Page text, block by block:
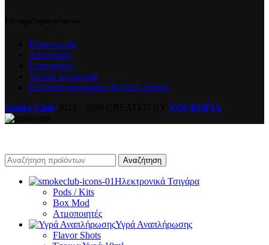
Επικοινωνία
Αποστολές
Επιστροφές
Τρόποι πληρωμής
Πολιτική απορρήτου & Όροι χρήσης
Smoke Club
YOUROPIA
Αναζήτηση
Ηλεκτρονικά Τσιγάρα
Pods / Kits
Box Mod
Ατμοποιητές
Υγρά Αναπλήρωσης
Flavor Shots